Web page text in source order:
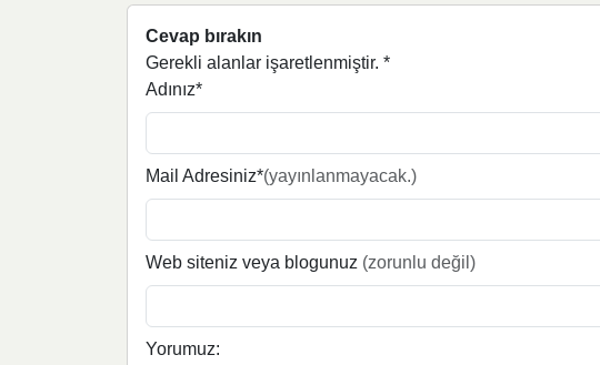
Cevap bırakın
Gerekli alanlar işaretlenmiştir. *
Adınız*
Mail Adresiniz*(yayınlanmayacak.)
Web siteniz veya blogunuz (zorunlu değil)
Yorumuz: